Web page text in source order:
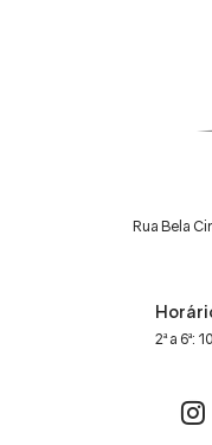
Rua Bela
2ª a 6ª: